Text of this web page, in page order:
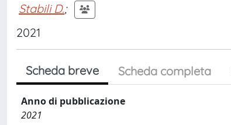
Stabili D.;
2021
Scheda breve Scheda completa
Anno di pubblicazione
2021